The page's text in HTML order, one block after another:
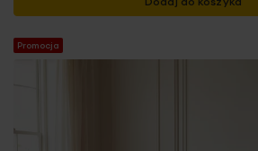
Promocja